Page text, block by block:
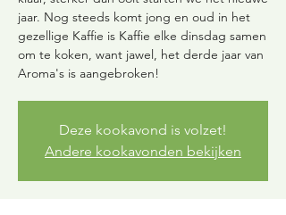
jaar. Nog steeds komt jong en oud in het
gezellige Kaffie is Kaffie elke dinsdag samen
om te koken, want jawel, het derde jaar van
Aroma's is aangebroken!
Deze kookavond is volzet!
Andere kookavonden bekijken